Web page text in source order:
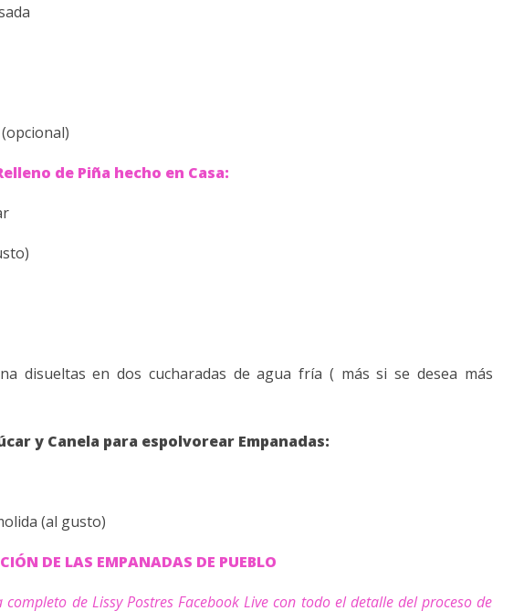
de Piña hecho en Casa:
disueltas en dos cucharadas de agua fría ( más si se desea más
y Canela para espolvorear Empanadas:
(al gusto)
DE LAS EMPANADAS DE PUEBLO
completo de Lissy Postres Facebook Live con todo el detalle del proceso de